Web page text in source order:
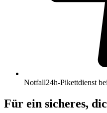
Notfall24h-Pikettdienst
Für ein sicheres,